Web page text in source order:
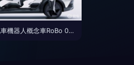
未來已來 汽車機器人概念車RoBo 01發布，打造超越想象的前瞻科技